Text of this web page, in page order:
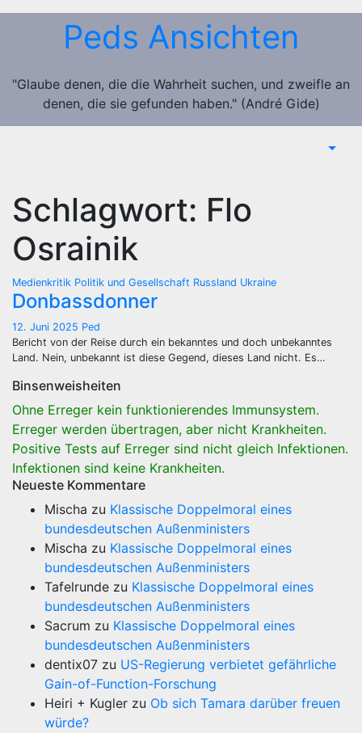
Zum
Peds Ansichten
"Glaube denen, die die Wahrheit suchen, und zweifle an
denen, die sie gefunden haben." (André Gide)
Schlagwort: Flo
Osrainik
Medienkritik Politik und Gesellschaft Russland Ukraine
Donbassdonner
12. Juni 2025 Ped
Bericht von der Reise durch ein bekanntes und doch unbekanntes
Land. Nein, unbekannt ist diese Gegend, dieses Land nicht. Es…
Binsenweisheiten
Ohne Erreger kein funktionierendes Immunsystem.
Erreger werden übertragen, aber nicht Krankheiten.
Positive Tests auf Erreger sind nicht gleich Infektionen.
Infektionen sind keine Krankheiten.
Neueste Kommentare
Mischa zu Klassische Doppelmoral eines
bundesdeutschen Außenministers
Mischa zu Klassische Doppelmoral eines
bundesdeutschen Außenministers
Tafelrunde zu Klassische Doppelmoral eines
bundesdeutschen Außenministers
Sacrum zu Klassische Doppelmoral eines
bundesdeutschen Außenministers
dentix07 zu US-Regierung verbietet gefährliche
Gain-of-Function-Forschung
Heiri + Kugler zu Ob sich Tamara darüber freuen
würde?